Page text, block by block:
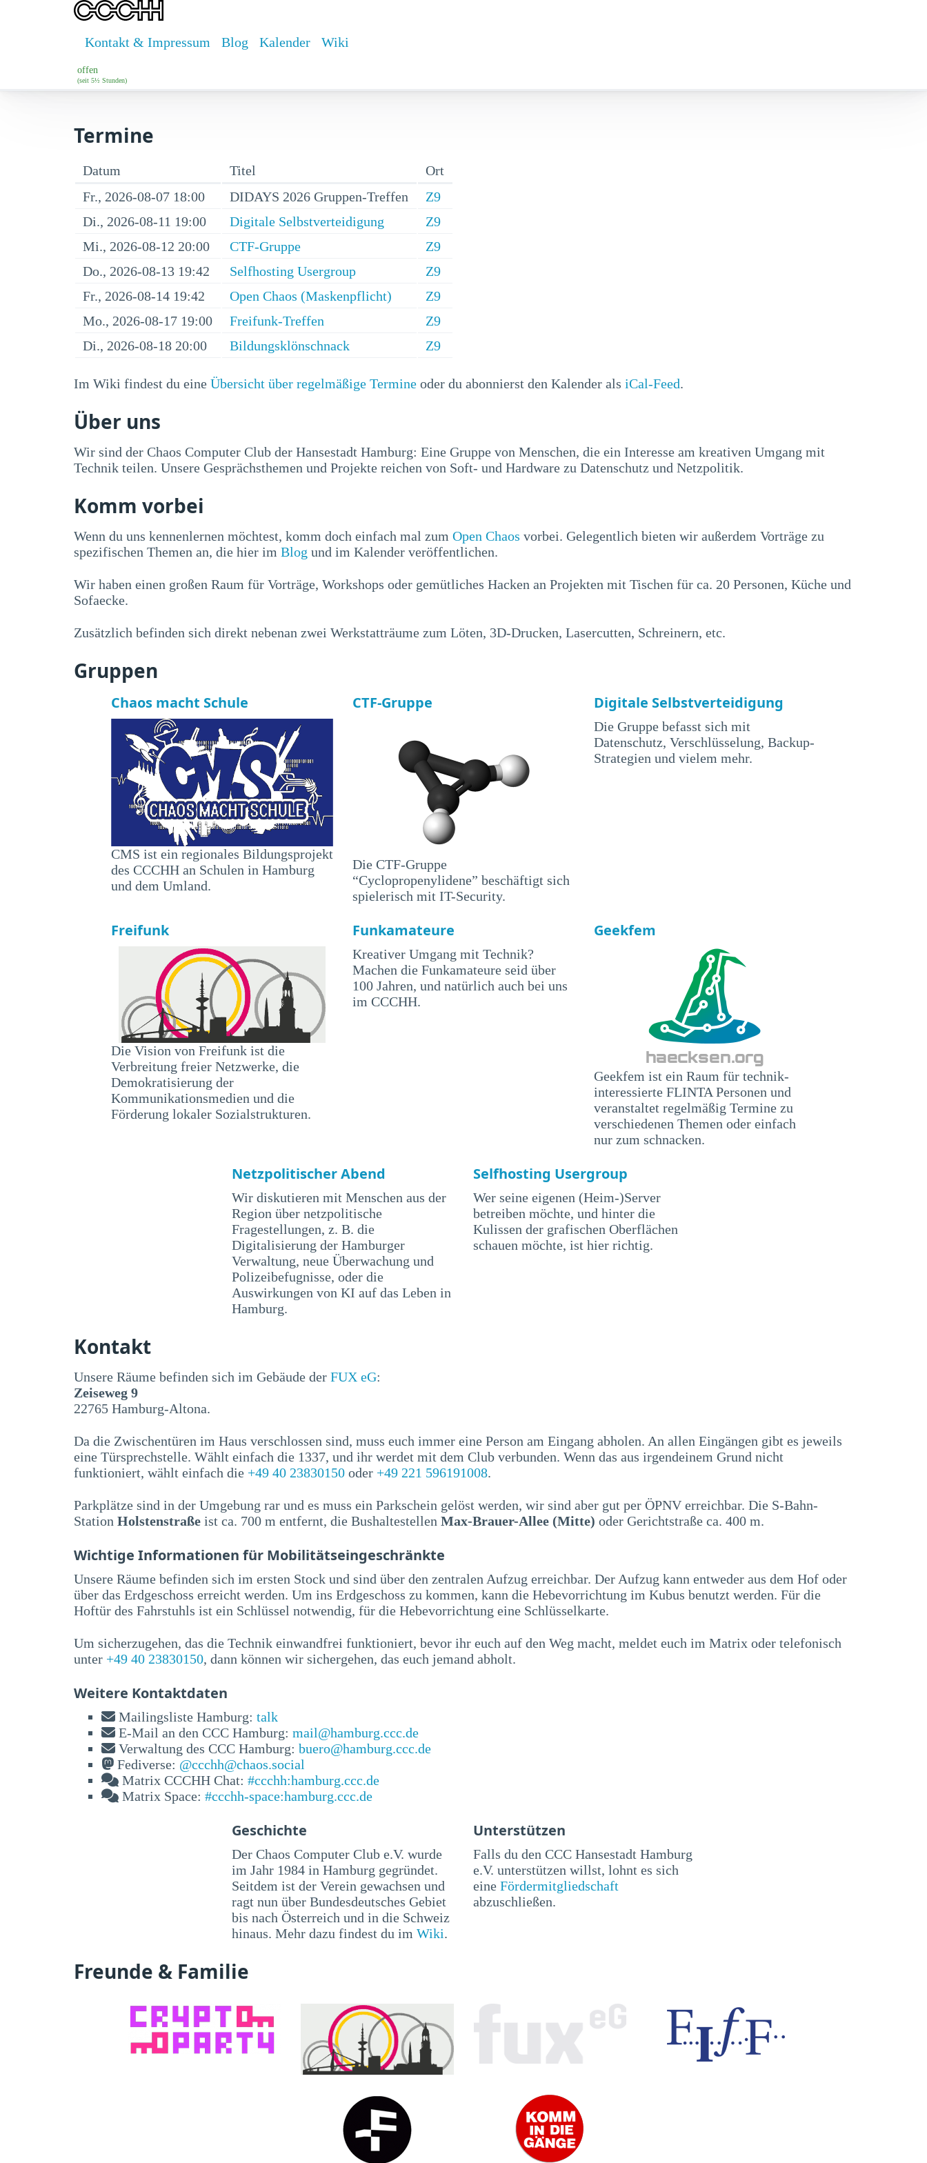
Kontakt & Impressum Blog Kalender Wiki
offen
(seit 5½ Stunden)
Termine
Datum Titel
Ort
Fr., 2026-08-07 18:00
DIDAYS 2026 Gruppen-Treffen
Z9
Di., 2026-08-11 19:00
Digitale Selbstverteidigung
Z9
Mi., 2026-08-12 20:00
CTF-Gruppe
Z9
Do., 2026-08-13 19:42
Selfhosting Usergroup
Z9
Fr., 2026-08-14 19:42
Open Chaos (Maskenpflicht)
Z9
Mo., 2026-08-17 19:00
Freifunk-Treffen
Z9
Di., 2026-08-18 20:00
Bildungsklönschnack Z9
Im Wiki findest du eine Übersicht über regelmäßige Termine oder du abonnierst den Kalender als iCal-Feed.
Über uns
Wir sind der Chaos Computer Club der Hansestadt Hamburg: Eine Gruppe von Menschen, die ein Interesse am kreativen Umgang mit
Technik teilen. Unsere Gesprächsthemen und Projekte reichen von Soft- und Hardware zu Datenschutz und Netzpolitik.
Komm vorbei
Wenn du uns kennenlernen möchtest, komm doch einfach mal zum Open Chaos vorbei. Gelegentlich bieten wir außerdem Vorträge zu
spezifischen Themen an, die hier im Blog und im Kalender veröffentlichen.
Wir haben einen großen Raum für Vorträge, Workshops oder gemütliches Hacken an Projekten mit Tischen für ca. 20 Personen, Küche und
Sofaecke.
Zusätzlich befinden sich direkt nebenan zwei Werkstatträume zum Löten, 3D-Drucken, Lasercutten, Schreinern, etc.
Gruppen
Chaos macht Schule
CMS ist ein regionales Bildungsprojekt
des CCCHH an Schulen in Hamburg
und dem Umland.
CTF-Gruppe
Die CTF-Gruppe
“Cyclopropenylidene” beschäftigt sich
spielerisch mit IT-Security.
Digitale Selbstverteidigung
Die Gruppe befasst sich mit
Datenschutz, Verschlüsselung, Backup-
Strategien und vielem mehr.
Freifunk
Die Vision von Freifunk ist die
Verbreitung freier Netzwerke, die
Demokratisierung der
Kommunikationsmedien und die
Förderung lokaler Sozialstrukturen.
Funkamateure
Kreativer Umgang mit Technik?
Machen die Funkamateure seid über
100 Jahren, und natürlich auch bei uns
im CCCHH.
Geekfem
Geekfem ist ein Raum für technik-
interessierte FLINTA Personen und
veranstaltet regelmäßig Termine zu
verschiedenen Themen oder einfach
nur zum schnacken.
Netzpolitischer Abend
Wir diskutieren mit Menschen aus der
Region über netzpolitische
Fragestellungen, z. B. die
Digitalisierung der Hamburger
Verwaltung, neue Überwachung und
Polizeibefugnisse, oder die
Auswirkungen von KI auf das Leben in
Hamburg.
Selfhosting Usergroup
Wer seine eigenen (Heim-)Server
betreiben möchte, und hinter die
Kulissen der grafischen Oberflächen
schauen möchte, ist hier richtig.
Kontakt
Unsere Räume befinden sich im Gebäude der FUX eG:
Zeiseweg 9
22765 Hamburg-Altona.
Da die Zwischentüren im Haus verschlossen sind, muss euch immer eine Person am Eingang abholen. An allen Eingängen gibt es jeweils
eine Türsprechstelle. Wählt einfach die 1337, und ihr werdet mit dem Club verbunden. Wenn das aus irgendeinem Grund nicht
funktioniert, wählt einfach die +49 40 23830150 oder +49 221 596191008.
Parkplätze sind in der Umgebung rar und es muss ein Parkschein gelöst werden, wir sind aber gut per ÖPNV erreichbar. Die S-Bahn-
Station Holstenstraße ist ca. 700 m entfernt, die Bushaltestellen Max-Brauer-Allee (Mitte) oder Gerichtstraße ca. 400 m.
Wichtige Informationen für Mobilitätseingeschränkte
Unsere Räume befinden sich im ersten Stock und sind über den zentralen Aufzug erreichbar. Der Aufzug kann entweder aus dem Hof oder
über das Erdgeschoss erreicht werden. Um ins Erdgeschoss zu kommen, kann die Hebevorrichtung im Kubus benutzt werden. Für die
Hoftür des Fahrstuhls ist ein Schlüssel notwendig, für die Hebevorrichtung eine Schlüsselkarte.
Um sicherzugehen, das die Technik einwandfrei funktioniert, bevor ihr euch auf den Weg macht, meldet euch im Matrix oder telefonisch
unter +49 40 23830150, dann können wir sichergehen, das euch jemand abholt.
Weitere Kontaktdaten
Mailingsliste Hamburg: talk
E-Mail an den CCC Hamburg: mail@hamburg.ccc.de
Verwaltung des CCC Hamburg: buero@hamburg.ccc.de
Fediverse: @ccchh@chaos.social
Matrix CCCHH Chat: #ccchh:hamburg.ccc.de
Matrix Space: #ccchh-space:hamburg.ccc.de
Geschichte
Der Chaos Computer Club e.V. wurde
im Jahr 1984 in Hamburg gegründet.
Seitdem ist der Verein gewachsen und
ragt nun über Bundesdeutsches Gebiet
bis nach Österreich und in die Schweiz
hinaus. Mehr dazu findest du im Wiki.
Unterstützen
Falls du den CCC Hansestadt Hamburg
e.V. unterstützen willst, lohnt es sich
eine Fördermitgliedschaft
abzuschließen.
Freunde & Familie